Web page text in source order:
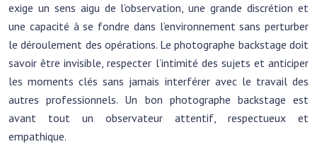
exige un sens aigu de l’observation, une grande discrétion et
une capacité à se fondre dans l’environnement sans perturber
le déroulement des opérations. Le photographe backstage doit
savoir être invisible, respecter l’intimité des sujets et anticiper
les moments clés sans jamais interférer avec le travail des
autres professionnels. Un bon photographe backstage est
avant tout un observateur attentif, respectueux et
empathique.